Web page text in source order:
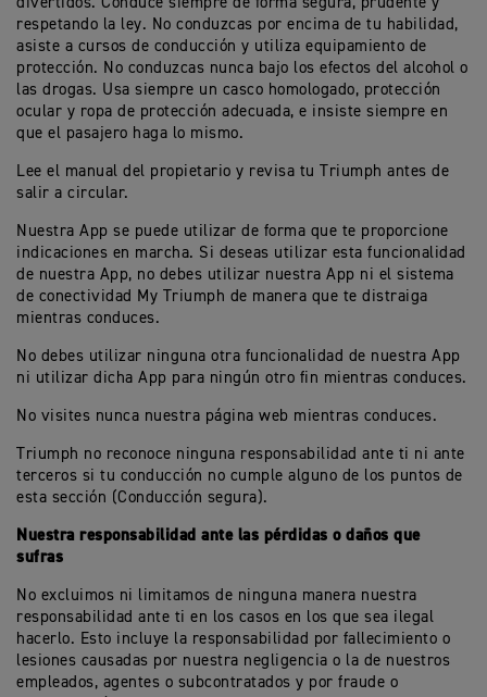
respetando la ley. No conduzcas por encima de tu habilidad,
asiste a cursos de conducción y utiliza equipamiento de
protección. No conduzcas nunca bajo los efectos del alcohol o
las drogas. Usa siempre un casco homologado, protección
ocular y ropa de protección adecuada, e insiste siempre en
que el pasajero haga lo mismo.
Lee el manual del propietario y revisa tu Triumph antes de
salir a circular.
Nuestra App se puede utilizar de forma que te proporcione
indicaciones en marcha. Si deseas utilizar esta funcionalidad
de nuestra App, no debes utilizar nuestra App ni el sistema
de conectividad My Triumph de manera que te distraiga
mientras conduces.
No debes utilizar ninguna otra funcionalidad de nuestra App
ni utilizar dicha App para ningún otro fin mientras conduces.
No visites nunca nuestra página web mientras conduces.
Triumph no reconoce ninguna responsabilidad ante ti ni ante
terceros si tu conducción no cumple alguno de los puntos de
esta sección (Conducción segura).
Nuestra responsabilidad ante las pérdidas o daños que
sufras
No excluimos ni limitamos de ninguna manera nuestra
responsabilidad ante ti en los casos en los que sea ilegal
hacerlo. Esto incluye la responsabilidad por fallecimiento o
lesiones causadas por nuestra negligencia o la de nuestros
empleados, agentes o subcontratados y por fraude o